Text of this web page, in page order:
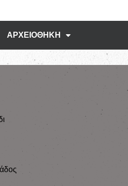
ΑΡΧΕΙΟΘΗΚΗ